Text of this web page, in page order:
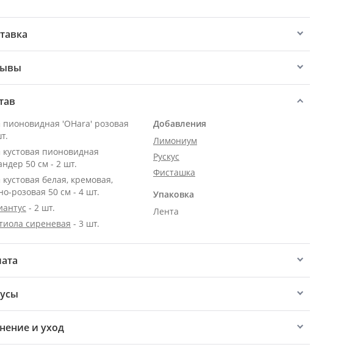
пионовидная 'OHara' розовая
кустовая пионовидная
50 см - 2 шт.
кустовая белая, кремовая,
розовая 50 см - 4 шт.
- 2 шт.
сиреневая - 3 шт.
Добавления
Лимониум
Рускус
Фисташка
Упаковка
Лента
и уход